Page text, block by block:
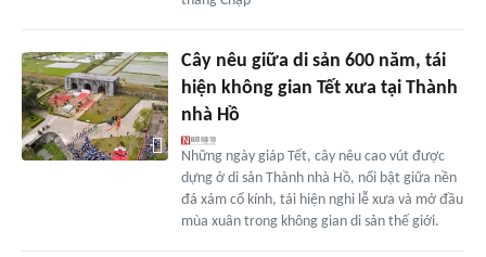
Cây nêu giữa di sản 600 năm, tái
hiện không gian Tết xưa tại Thành
nhà Hồ
Những ngày giáp Tết, cây nêu cao vút được
dựng ở di sản Thành nhà Hồ, nổi bật giữa nền
đá xám cổ kính, tái hiện nghi lễ xưa và mở đầu
mùa xuân trong không gian di sản thế giới.